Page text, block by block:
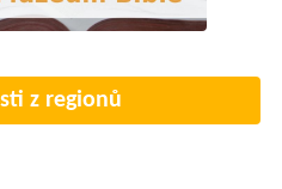
z regionů